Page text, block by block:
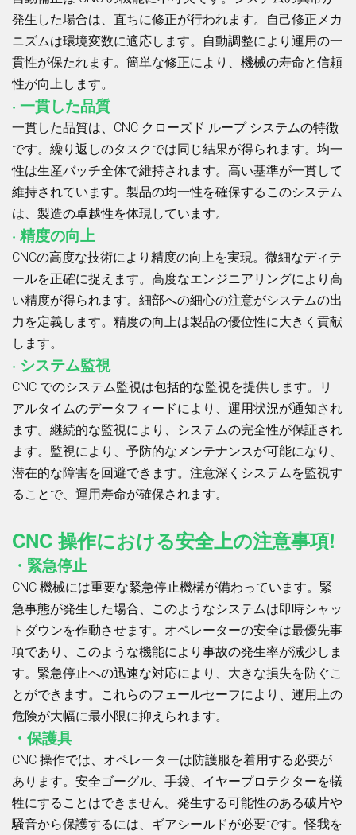
発生した場合は、直ちに修正が行われます。自己修正メカ
ニズムは環境変数に適応します。自動調整により運用の一
貫性が保たれます。簡単な修正により、機械の寿命と信頼
性が向上します。
· 一貫した品質
一貫した品質は、CNC クローズド ループ システムの特徴
です。繰り返しのタスクでは同じ結果が得られます。均一
性は生産バッチ全体で維持されます。高い基準が一貫して
維持されています。製品の均一性を確保するこのシステム
は、製造の卓越性を体現しています。
· 精度の向上
CNCの高度な技術により精度の向上を実現。微細なディテ
ールを正確に捉えます。高度なエンジニアリングにより高
い精度が得られます。細部への細心の注意がシステムの出
力を定義します。精度の向上は製品の優位性に大きく貢献
します。
· システム監視
CNC でのシステム監視は包括的な監視を提供します。リ
アルタイムのデータフィードにより、運用状況が通知され
ます。継続的な監視により、システムの完全性が保証され
ます。監視により、予防的なメンテナンスが可能になり、
潜在的な障害を回避できます。注意深くシステムを監視す
ることで、運用寿命が確保されます。
CNC 操作における安全上の注意事項!
・緊急停止
CNC 機械には重要な緊急停止機構が備わっています。緊
急事態が発生した場合、このようなシステムは即時シャッ
トダウンを作動させます。オペレーターの安全は最優先事
項であり、このような機能により事故の発生率が減少しま
す。緊急停止への迅速な対応により、大きな損失を防ぐこ
とができます。これらのフェールセーフにより、運用上の
危険が大幅に最小限に抑えられます。
・保護具
CNC 操作では、オペレーターは防護服を着用する必要が
あります。安全ゴーグル、手袋、イヤープロテクターを犠
牲にすることはできません。発生する可能性のある破片や
騒音から保護するには、ギアシールドが必要です。怪我を